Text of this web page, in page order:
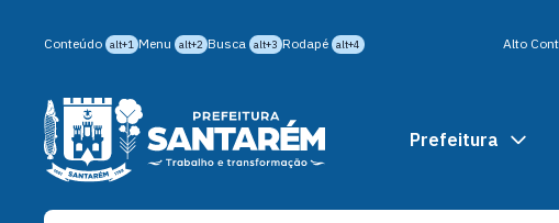
Conteúdo alt+1 Menu alt+2 Busca alt+3 Rodapé alt+4 Alto
Prefeitura